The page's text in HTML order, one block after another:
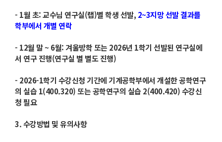
- 1월 초: 교수님 연구실(랩)별 학생 선발, 2~3지망 선발 결과를
학부에서 개별 연락
- 12월 말 ~ 6월: 겨울방학 또는 2026년 1학기 선발된 연구실에
서 연구 진행(연구실 별 별도 진행)
- 2026-1학기 수강신청 기간에 기계공학부에서 개설한 공학연구
의 실습 1(400.320) 또는 공학연구의 실습 2(400.420) 수강신
청 필요
3. 수강방법 및 유의사항